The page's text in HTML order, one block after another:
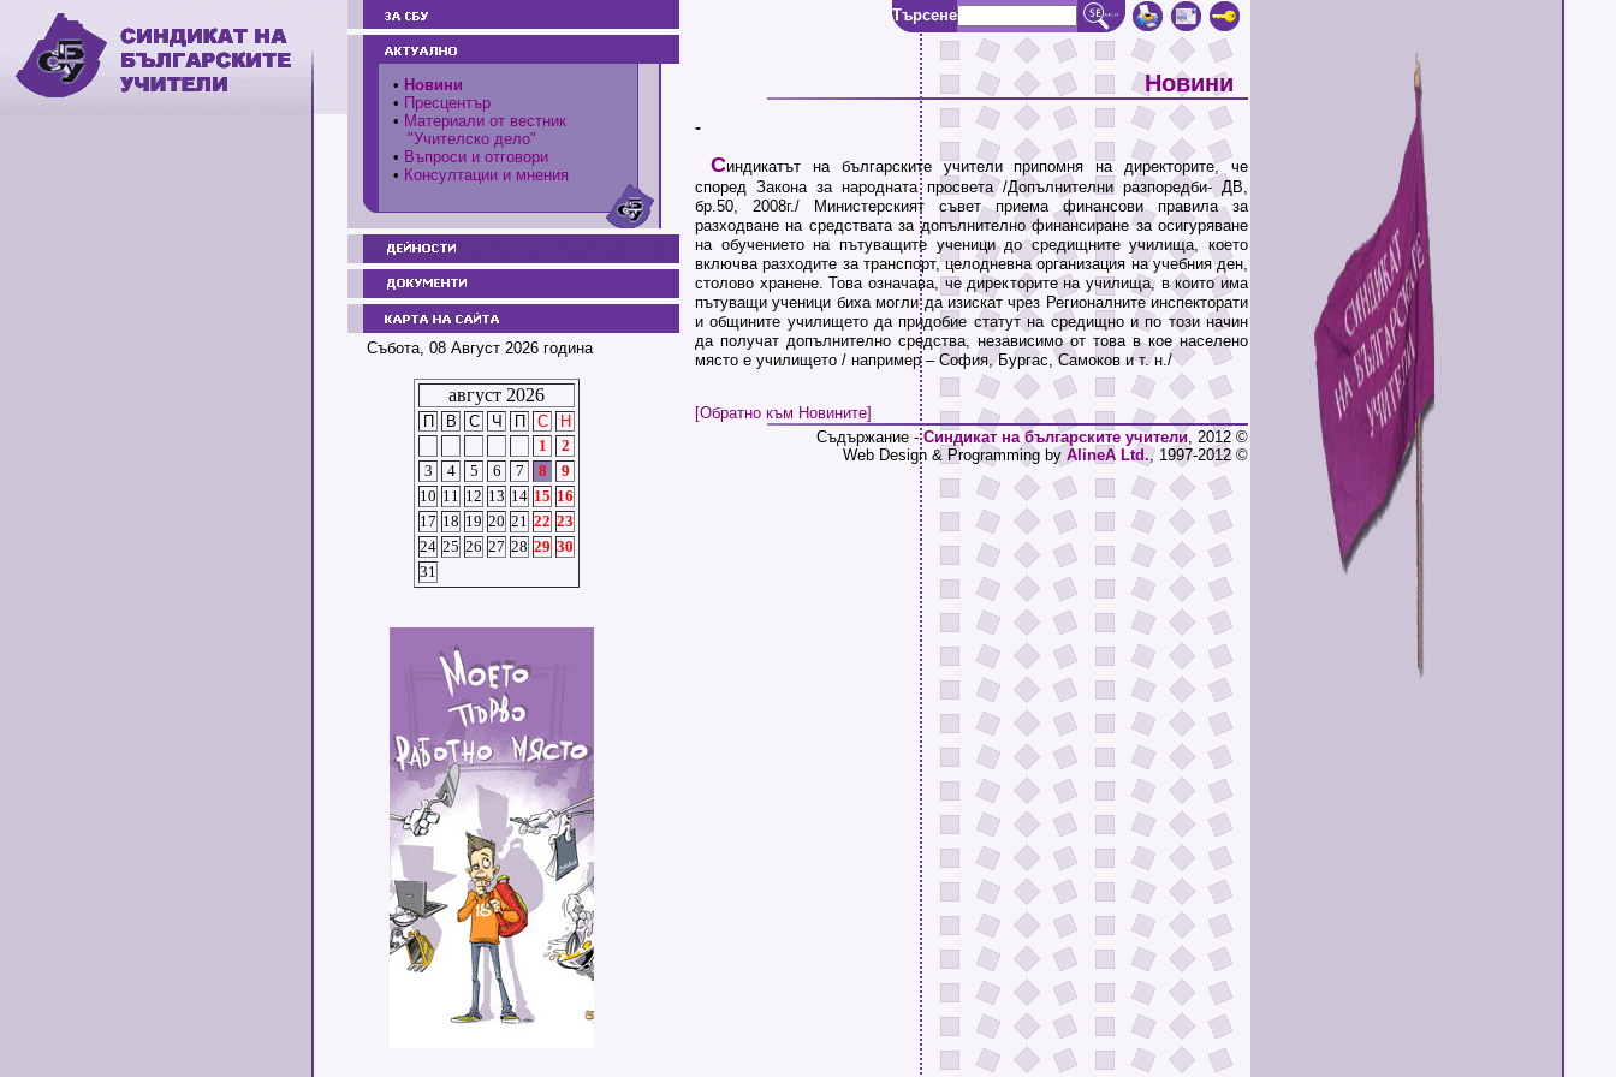
• Новини
• Пресцентър
• Материали от вестник
"Учителско дело"
• Въпроси и отговори
• Консултации и мнения
Събота, 08 Август 2026 година
август 2026
П В С Ч П С
Н
1
2
3
4 5 6 7 8
9
10 11 12 13 14 15 16
17 18 19 20 21 22 23
24 25 26 27 28 29 30
31
Търсене
Новини
-
Синдикатът на българските учители припомня на директорите, че
според Закона за народната просвета /Допълнителни разпоредби- ДВ,
бр.50, 2008г./ Министерският съвет приема финансови правила за
разходване на средствата за допълнително финансиране за осигуряване
на обучението на пътуващите ученици до средищните училища, което
включва разходите за транспорт, целодневна организация на учебния ден,
столово хранене. Това означава, че директорите на училища, в които има
пътуващи ученици биха могли да изискат чрез Регионалните инспекторати
и общините училището да придобие статут на средищно и по този начин
да получат допълнително средства, независимо от това в кое населено
място е училището / например – София, Бургас, Самоков и т. н./
[Обратно към Новините]
Съдържание -Синдикат на българските учители, 2012 ©
Web Design & Programming by AlineA Ltd., 1997-2012 ©